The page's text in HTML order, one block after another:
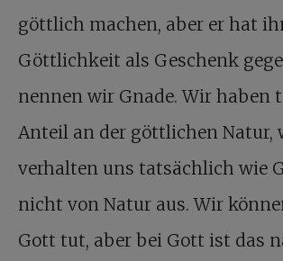
göttlich machen, aber er hat
Göttlichkeit als Geschenk
nennen wir Gnade. Wir haben
Anteil an der göttlichen Natur,
verhalten uns tatsächlich wie
nicht von Natur aus. Wir
Gott tut, aber bei Gott ist das